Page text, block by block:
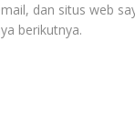
dan situs web
berikutnya.